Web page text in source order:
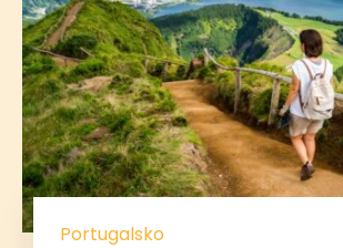
Portugalsko